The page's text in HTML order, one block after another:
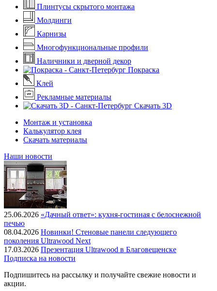
Плинтусы скрытого монтажа
Молдинги
Карнизы
Многофункциональные профили
Наличники и дверной декор
Покраска
Клей
Рекламные материалы
Скачать 3D
Монтаж и установка
Калькулятор клея
Скачать материалы
Наши новости
25.06.2026 «Дачный ответ»: кухня-гостиная с белоснежной
печью
08.04.2026 Новинки! Стеновые панели следующего
поколения Ultrawood Next
17.03.2026 Презентация Ultrawood в Благовещенске
Подписка на новости
Подпишитесь на рассылку и получайте свежие новости и
акции.